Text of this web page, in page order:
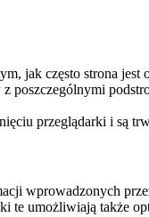
jak często strona
przeglądarki i są
wprowadzonych
umożliwiają także